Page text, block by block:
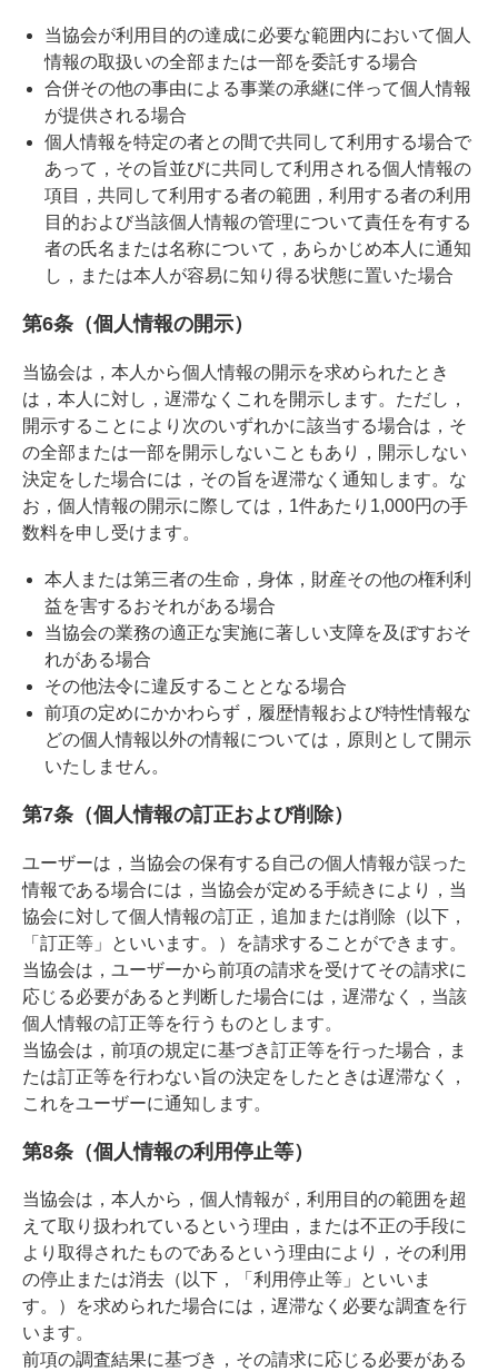
当協会が利用目的の達成に必要な範囲内において個人
情報の取扱いの全部または一部を委託する場合
合併その他の事由による事業の承継に伴って個人情報
が提供される場合
個人情報を特定の者との間で共同して利用する場合で
あって，その旨並びに共同して利用される個人情報の
項目，共同して利用する者の範囲，利用する者の利用
目的および当該個人情報の管理について責任を有する
者の氏名または名称について，あらかじめ本人に通知
し，または本人が容易に知り得る状態に置いた場合
第6条（個人情報の開示）
当協会は，本人から個人情報の開示を求められたとき
は，本人に対し，遅滞なくこれを開示します。ただし，
開示することにより次のいずれかに該当する場合は，そ
の全部または一部を開示しないこともあり，開示しない
決定をした場合には，その旨を遅滞なく通知します。な
お，個人情報の開示に際しては，1件あたり1,000円の手
数料を申し受けます。
本人または第三者の生命，身体，財産その他の権利利
益を害するおそれがある場合
当協会の業務の適正な実施に著しい支障を及ぼすおそ
れがある場合
その他法令に違反することとなる場合
前項の定めにかかわらず，履歴情報および特性情報な
どの個人情報以外の情報については，原則として開示
いたしません。
第7条（個人情報の訂正および削除）
ユーザーは，当協会の保有する自己の個人情報が誤った
情報である場合には，当協会が定める手続きにより，当
協会に対して個人情報の訂正，追加または削除（以下，
「訂正等」といいます。）を請求することができます。
当協会は，ユーザーから前項の請求を受けてその請求に
応じる必要があると判断した場合には，遅滞なく，当該
個人情報の訂正等を行うものとします。
当協会は，前項の規定に基づき訂正等を行った場合，ま
たは訂正等を行わない旨の決定をしたときは遅滞なく，
これをユーザーに通知します。
第8条（個人情報の利用停止等）
当協会は，本人から，個人情報が，利用目的の範囲を超
えて取り扱われているという理由，または不正の手段に
より取得されたものであるという理由により，その利用
の停止または消去（以下，「利用停止等」といいま
す。）を求められた場合には，遅滞なく必要な調査を行
います。
前項の調査結果に基づき，その請求に応じる必要がある